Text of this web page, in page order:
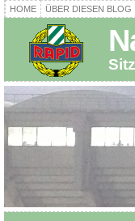
HOME ÜBER DIESEN BLOG